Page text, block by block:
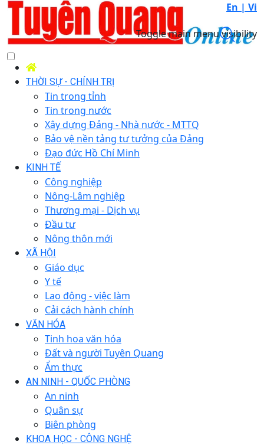
En | Vi
Toggle main menu visibility
THỜI SỰ - CHÍNH TRỊ
Tin trong tỉnh
Tin trong nước
Xây dựng Đảng - Nhà nước - MTTQ
Bảo vệ nền tảng tư tưởng của Đảng
Đạo đức Hồ Chí Minh
KINH TẾ
Công nghiệp
Nông-Lâm nghiệp
Thương mại - Dịch vụ
Đầu tư
Nông thôn mới
XÃ HỘI
Giáo dục
Y tế
Lao động - việc làm
Cải cách hành chính
VĂN HÓA
Tinh hoa văn hóa
Đất và người Tuyên Quang
Ẩm thực
AN NINH - QUỐC PHÒNG
An ninh
Quân sự
Biên phòng
KHOA HỌC - CÔNG NGHỆ